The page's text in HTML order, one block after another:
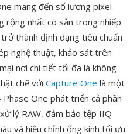
mang đến số lượng pixel
rộng nhất có sẵn trong nhiếp
thành định dạng tiêu chuẩn
nghệ thuật, khảo sát trên
nơi chi tiết tối đa là không
chẽ với Capture One là một
One phát triển cả phần
lý RAW, đảm bảo tệp IIQ
và hiệu chỉnh ống kính tối ưu